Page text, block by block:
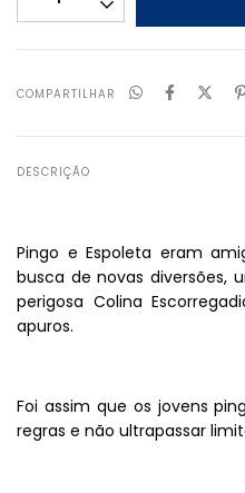
COMPARTILHAR
DESCRIÇÃO
Pingo e Espoleta eram
busca de novas diversões,
perigosa Colina
apuros.
Foi assim que os jovens
regras e não ultrapassar